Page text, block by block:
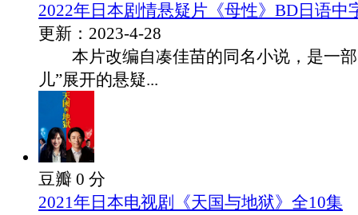
2022年日本剧情悬疑片《母性》BD日语中
更新：2023-4-28
本片改编自凑佳苗的同名小说，是一部
儿”展开的悬疑...
豆瓣 0 分
2021年日本电视剧《天国与地狱》全10集